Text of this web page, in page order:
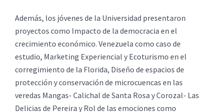
Además, los jóvenes de la Universidad presentaron
proyectos como Impacto de la democracia en el
crecimiento económico. Venezuela como caso de
estudio, Marketing Experiencial y Ecoturismo en el
corregimiento de la Florida, Diseño de espacios de
protección y conservación de microcuencas en las
veredas Mangas- Calichal de Santa Rosa y Corozal- Las
Delicias de Pereira y Rol de las emociones como